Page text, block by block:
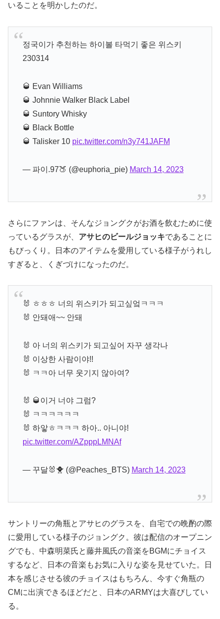
いることを明かしたのだ。
정국이가 추천하는 하이볼 타먹기 좋은 위스키
230314
🥃 Evan Williams
🥃 Johnnie Walker Black Label
🥃 Suntory Whisky
🥃 Black Bottle
🥃 Talisker 10 pic.twitter.com/n3y741JAFM
— 파이.97🍑 (@euphoria_pie) March 14, 2023
さらにファンは、そんなジョングクがお酒を飲むために使
っているグラスが、 アサヒのビールジョッキであることに
もびっくり。日本のアイテムを愛用している様子がうれし
すぎると、くぎづけになったのだ。
🐰 ㅎㅎㅎ 너의 위스키가 되고싶엌ㅋㅋㅋ
🐰 안돼애~~ 안돼
🐰 아 너의 위스키가 되고싶어 자꾸 생각나
🐰 이상한 사람이야!!
🐰 ㅋㅋ아 너무 웃기지 않아여?
🐰 🥃이거 너야 그럼?
🐰 ㅋㅋㅋㅋㅋㅋ
🐰 하앟ㅎㅋㅋㅋ 하아.. 아니야!
pic.twitter.com/AZpppLMNAf
— 꾸달🐰🐥 (@Peaches_BTS) March 14, 2023
サントリーの角瓶とアサヒのグラスを、自宅での晩酌の際
に愛用している様子のジョングク。彼は配信のオープニン
グでも、中森明菜氏と藤井風氏の音楽をBGMにチョイス
するなど、日本の音楽もお気に入りな姿を見せていた。日
本を感じさせる彼のチョイスはもちろん、今すぐ角瓶の
CMに出演できるほどだと、日本のARMYは大喜びしてい
る。